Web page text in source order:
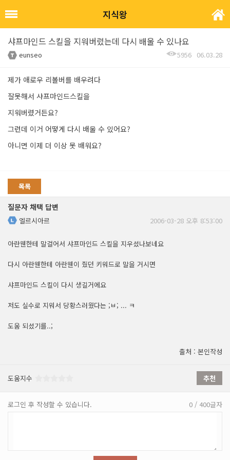
지식왕
샤프마인드 스킬을 지워버렸는데 다시 배울 수 있나요
eunseo 5956 06.03.28
제가 애로우 리볼버를 배우려다
잘못해서 샤프마인드스킬을
지워버렸거든요?
그런데 이거 어떻게 다시 배울 수 있어요?
아니면 이제 더 이상 못 배워요?
목록
질문자 채택 답변
엘르시아르 2006-03-28 오후 8:53:00
아란웬한테 말걸어서 샤프마인드 스킬을 지우셨나보네요
다시 아란웬한테 아란웬이 줬던 키워드로 말을 거시면
샤프마인드 스킬이 다시 생길거에요
저도 실수로 지워서 당황스러웠다는 ;ㅂ; ... ㅋ
도움 되셨기를..;
출처 : 본인작성
도움지수 추천
로그인 후 작성할 수 있습니다. 0 / 400글자